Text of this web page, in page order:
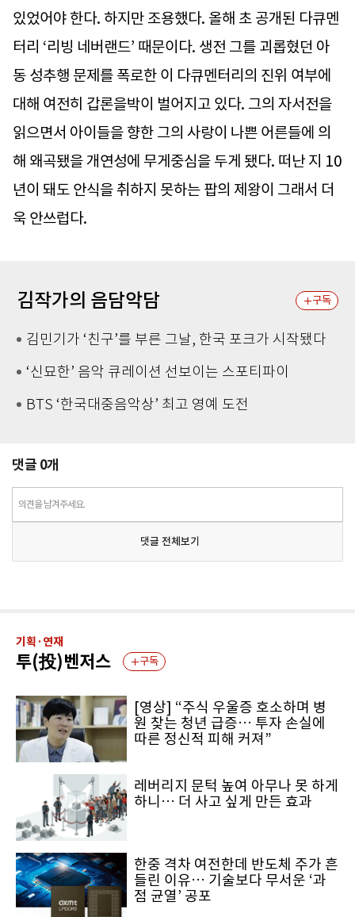
있었어야 한다. 하지만 조용했다. 올해 초 공개된 다큐멘
터리 ‘리빙 네버랜드’ 때문이다. 생전 그를 괴롭혔던 아
동 성추행 문제를 폭로한 이 다큐멘터리의 진위 여부에
대해 여전히 갑론을박이 벌어지고 있다. 그의 자서전을
읽으면서 아이들을 향한 그의 사랑이 나쁜 어른들에 의
해 왜곡됐을 개연성에 무게중심을 두게 됐다. 떠난 지 10
년이 돼도 안식을 취하지 못하는 팝의 제왕이 그래서 더
욱 안쓰럽다.
김작가의 음담악담 구독
김민기가 ‘친구’를 부른 그날, 한국 포크가 시작됐다
‘신묘한’ 음악 큐레이션 선보이는 스포티파이
BTS ‘한국대중음악상’ 최고 영예 도전
댓글 0개
의견을 남겨주세요.
댓글 전체보기
기획·연재
투(投)벤저스 구독
[영상] “주식 우울증 호소하며 병
원 찾는 청년 급증… 투자 손실에
따른 정신적 피해 커져”
레버리지 문턱 높여 아무나 못 하게
하니… 더 사고 싶게 만든 효과
한중 격차 여전한데 반도체 주가 흔
들린 이유… 기술보다 무서운 ‘과
점 균열’ 공포